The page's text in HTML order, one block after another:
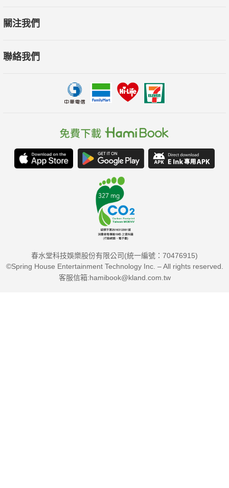
關注我們
聯絡我們
春水堂科技娛樂股份有限公司(統一編號：70476915)
©Spring House Entertainment Technology Inc. – All rights reserved.
客服信箱:hamibook@kland.com.tw